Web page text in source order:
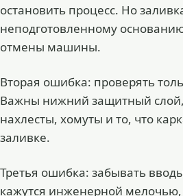
остановить процесс. Но
неподготовленному
отмены машины.
Вторая ошибка: проверять
Важны нижний защитный
нахлесты, хомуты и то, что
заливке.
Третья ошибка: забывать
кажутся инженерной мелочью,